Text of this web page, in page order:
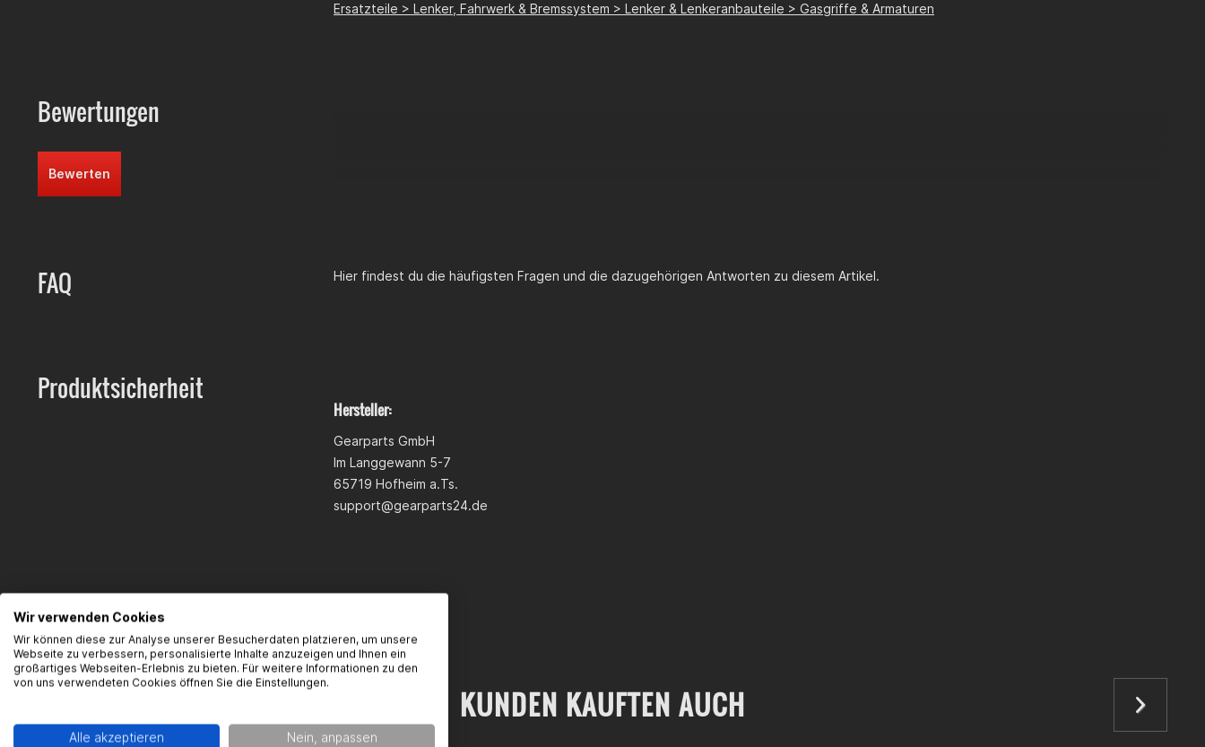
Ersatzteile > Lenker, Fahrwerk & Bremssystem > Lenker & Lenkeranbauteile > Gasgriffe & Armaturen
Bewertungen
Bewerten
FAQ Hier findest du die häufigsten Fragen und die dazugehörigen Antworten zu diesem Artikel.
Produktsicherheit
Hersteller:
Gearparts GmbH
Im Langgewann 5-7
65719 Hofheim a.Ts.
support@gearparts24.de
KUNDEN KAUFTEN AUCH
Wir verwenden Cookies
Wir können diese zur Analyse unserer Besucherdaten platzieren, um unsere
Webseite zu verbessern, personalisierte Inhalte anzuzeigen und Ihnen ein
großartiges Webseiten-Erlebnis zu bieten. Für weitere Informationen zu den
von uns verwendeten Cookies öffnen Sie die Einstellungen.
Alle akzeptieren Nein, anpassen